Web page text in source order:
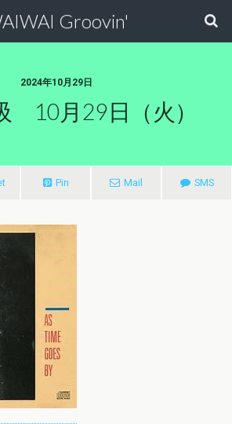
Groovin'
2024年10月29日
10月29日（火）
Pin Mail SMS